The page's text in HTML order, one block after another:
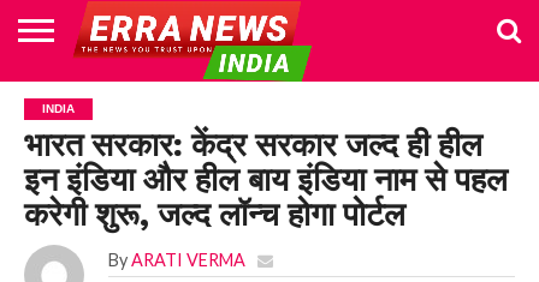
HOME
POLITICS
NEWS
BUSINESS
CULTURE
NATIONAL
SPORTS
LIFESTYLE
TRAVEL
OPINION
BREAKING
NEWS
ENTERTAINMENT
WORLD
CRIME
JOIN
US
INDIA
भारत सरकार: केंद्र सरकार जल्द ही हील
इन इंडिया और हील बाय इंडिया नाम से पहल
करेगी शुरू, जल्द लॉन्च होगा पोर्टल
By ARATI VERMA